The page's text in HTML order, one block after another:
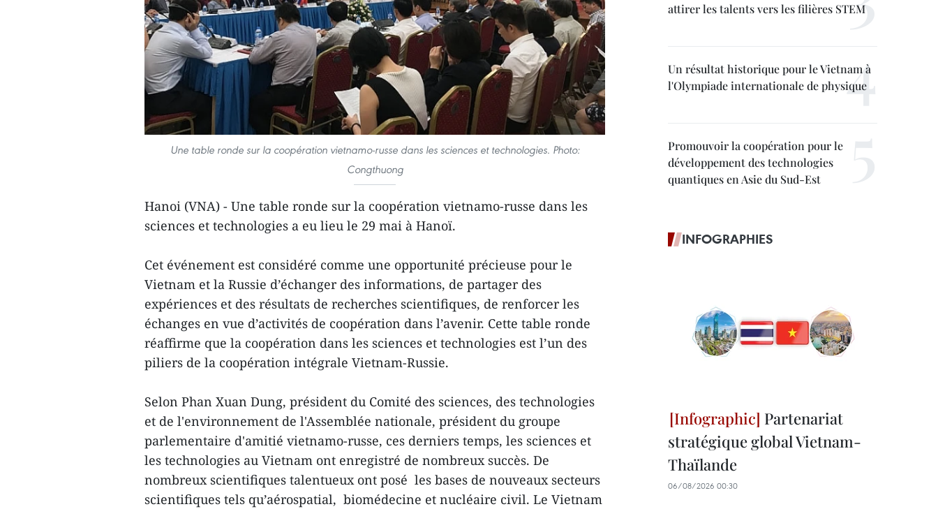
Une table ronde sur la coopération vietnamo-russe dans les sciences et technologies. Photo:
Congthuong
Hanoi (VNA) - Une table ronde sur la coopération vietnamo-russe dans les
sciences et technologies a eu lieu le 29 mai à Hanoï.
Cet événement est considéré comme une opportunité précieuse pour le
Vietnam et la Russie d’échanger des informations, de partager des
expériences et des résultats de recherches scientifiques, de renforcer les
échanges en vue d’activités de coopération dans l’avenir. Cette table ronde
réaffirme que la coopération dans les sciences et technologies est l’un des
piliers de la coopération intégrale Vietnam-Russie.
Selon Phan Xuan Dung, président du Comité des sciences, des technologies
et de l'environnement de l'Assemblée nationale, président du groupe
parlementaire d'amitié vietnamo-russe, ces derniers temps, les sciences et
les technologies au Vietnam ont enregistré de nombreux succès. De
nombreux scientifiques talentueux ont posé les bases de nouveaux secteurs
scientifiques tels qu’aérospatial, biomédecine et nucléaire civil. Le Vietnam
attirer les talents vers les filières STEM
Un résultat historique pour le Vietnam à
l'Olympiade internationale de physique
Promouvoir la coopération pour le
développement des technologies
quantiques en Asie du Sud-Est
INFOGRAPHIES
Partenariat
stratégique global Vietnam-
Thaïlande
06/08/2026 00:30